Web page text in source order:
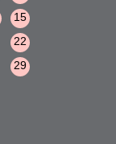
15
22
29